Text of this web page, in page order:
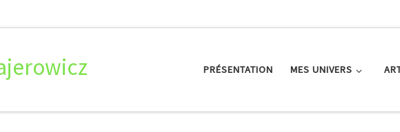
PRÉSENTATION MES UNIVERS